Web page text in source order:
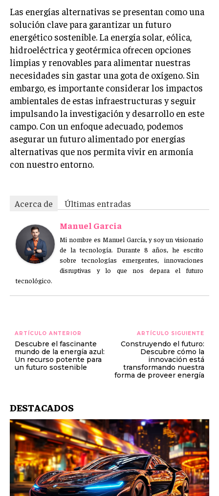
Las energías alternativas se presentan como una
solución clave para garantizar un futuro
energético sostenible. La energía solar, eólica,
hidroeléctrica y geotérmica ofrecen opciones
limpias y renovables para alimentar nuestras
necesidades sin gastar una gota de oxígeno. Sin
embargo, es importante considerar los impactos
ambientales de estas infraestructuras y seguir
impulsando la investigación y desarrollo en este
campo. Con un enfoque adecuado, podemos
asegurar un futuro alimentado por energías
alternativas que nos permita vivir en armonía
con nuestro entorno.
Acerca de
Últimas entradas
Manuel Garcia
Mi nombre es Manuel García, y soy un visionario
de la tecnología. Durante 8 años, he escrito
sobre tecnologías emergentes, innovaciones
disruptivas y lo que nos depara el futuro
tecnológico.
ARTÍCULO ANTERIOR
Descubre el fascinante
mundo de la energía azul:
Un recurso potente para
un futuro sostenible
ARTÍCULO SIGUIENTE
Construyendo el futuro:
Descubre cómo la
innovación está
transformando nuestra
forma de proveer energía
DESTACADOS